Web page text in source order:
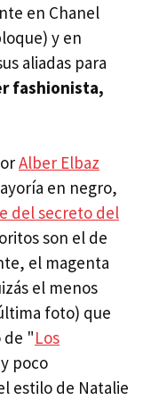
en Chanel
y en
aliadas para
fashionista,
Alber Elbaz
en negro,
del secreto del
son el de
el magenta
el menos
foto) que
de "Los
poco
estilo de Natalie